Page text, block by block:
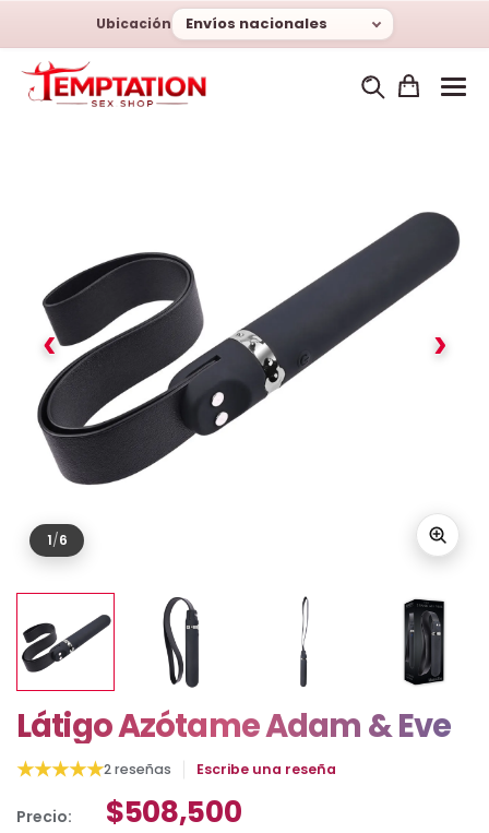
Ubicación Envíos nacionales
1/6
‹ ›
Látigo Azótame Adam & Eve
★★★★★2 reseñas Escribe una reseña
Precio: $508,500